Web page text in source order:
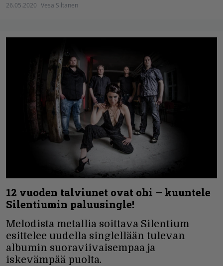
26.05.2020 Vesa Siltanen
12 vuoden talviunet ovat ohi – kuuntele
Silentiumin paluusingle!
Melodista metallia soittava Silentium
esittelee uudella singlellään tulevan
albumin suoraviivaisempaa ja
iskevämpää puolta.